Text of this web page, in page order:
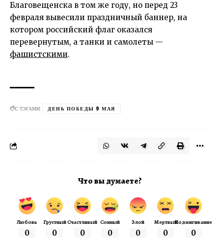
Благовещенска в том же году, но перед 23
февраля вывесили праздничный баннер, на
котором российский флаг оказался
перевернутым, а танки и самолеты —
фашистскими.
С ТЭГАМИ: ДЕНЬ ПОБЕДЫ 9 МАЯ
Что вы думаете?
Любовь
0
Грустный
0
Счастливый
0
Сонный
0
Злой
0
Мертвый
0
Подмигивание
0